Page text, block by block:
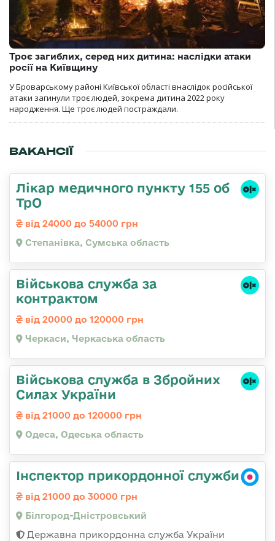
Троє загиблих, серед них дитина: наслідки атаки
росії на Київщину
У Броварському районі Київської області внаслідок російської
атаки загинули троє людей, зокрема дитина 2022 року
народження. Ще троє людей постраждали.
ВАКАНСІЇ
Лікар медичного пункту 155 об
ТрО
від 24000 до 54000 грн
Степанівка, Сумська область
Військова служба за
контрактом
від 20000 до 120000 грн
Черкаси, Черкаська область
Військова служба в Збройних
Силах України
від 21000 до 120000 грн
Одеса, Одеська область
Інспектор прикордонної служби
від 21000 до 30000 грн
Білгород-Дністровський
Державна прикордонна служба України